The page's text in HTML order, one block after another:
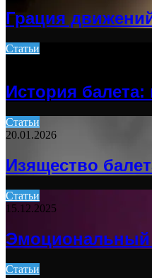
Грация
Статьи
История балета:
Статьи
20.01.2026
Изящество
Статьи
15.12.2025
Эмоциональный
Статьи